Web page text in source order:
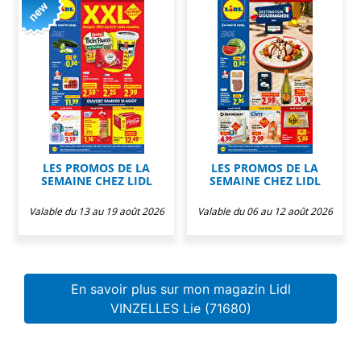
LES PROMOS DE LA
SEMAINE CHEZ LIDL
Valable du 13 au 19 août 2026
LES PROMOS DE LA
SEMAINE CHEZ LIDL
Valable du 06 au 12 août 2026
En savoir plus sur mon magazin Lidl
VINZELLES Lie (71680)